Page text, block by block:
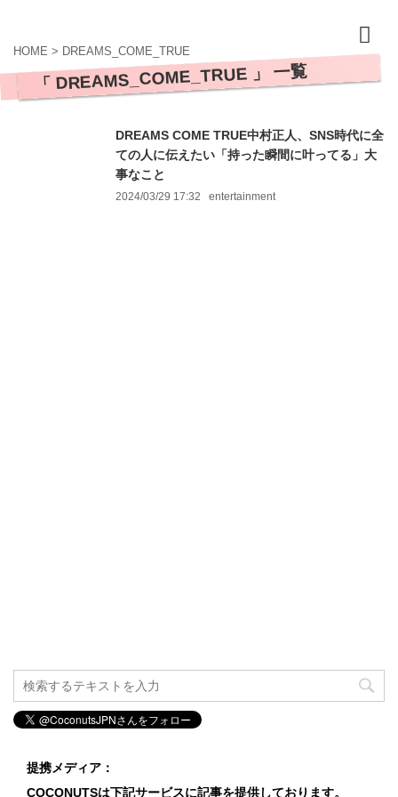
HOME > DREAMS_COME_TRUE
「 DREAMS_COME_TRUE 」 一覧
DREAMS COME TRUE中村正人、SNS時代に全
ての人に伝えたい「持った瞬間に叶ってる」大
事なこと
2024/03/29 17:32 entertainment
提携メディア：
COCONUTSは下記サービスに記事を提供しております。